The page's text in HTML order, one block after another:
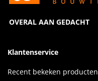
OVERAL AAN GEDACHT
Klantenservice
Recent bekeken producten